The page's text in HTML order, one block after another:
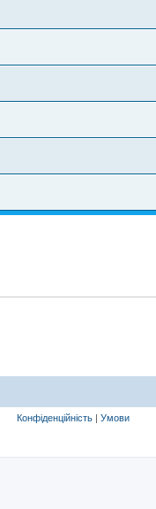
Конфіденційність | Умови